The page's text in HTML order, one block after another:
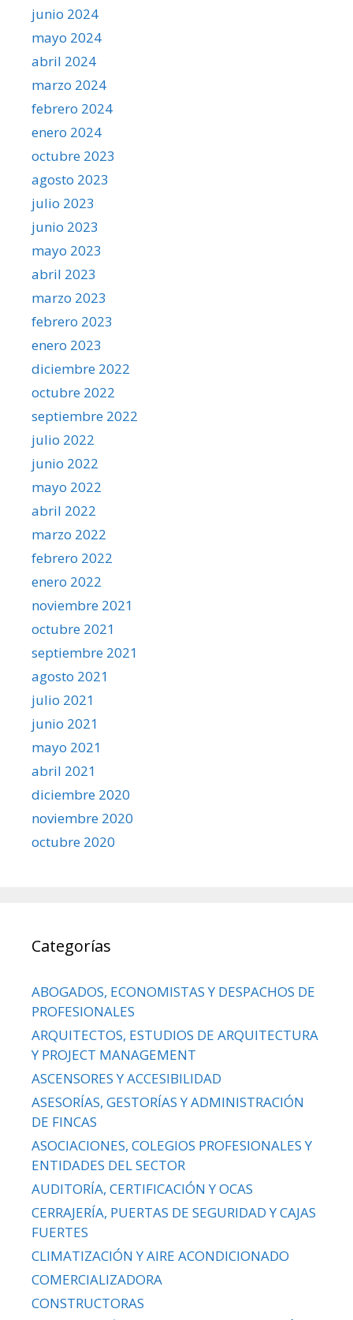
junio 2024
mayo 2024
abril 2024
marzo 2024
febrero 2024
enero 2024
octubre 2023
agosto 2023
julio 2023
junio 2023
mayo 2023
abril 2023
marzo 2023
febrero 2023
enero 2023
diciembre 2022
octubre 2022
septiembre 2022
julio 2022
junio 2022
mayo 2022
abril 2022
marzo 2022
febrero 2022
enero 2022
noviembre 2021
octubre 2021
septiembre 2021
agosto 2021
julio 2021
junio 2021
mayo 2021
abril 2021
diciembre 2020
noviembre 2020
octubre 2020
Categorías
ABOGADOS, ECONOMISTAS Y DESPACHOS DE
PROFESIONALES
ARQUITECTOS, ESTUDIOS DE ARQUITECTURA
Y PROJECT MANAGEMENT
ASCENSORES Y ACCESIBILIDAD
ASESORÍAS, GESTORÍAS Y ADMINISTRACIÓN
DE FINCAS
ASOCIACIONES, COLEGIOS PROFESIONALES Y
ENTIDADES DEL SECTOR
AUDITORÍA, CERTIFICACIÓN Y OCAS
CERRAJERÍA, PUERTAS DE SEGURIDAD Y CAJAS
FUERTES
CLIMATIZACIÓN Y AIRE ACONDICIONADO
COMERCIALIZADORA
CONSTRUCTORAS